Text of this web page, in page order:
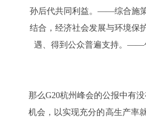
孙后代共同利益。——综合施
结合，经济社会发展与环境保
遇、得到公众普遍支持。——
那么G20杭州峰会的公报中有
机会，以实现充分的高生产率